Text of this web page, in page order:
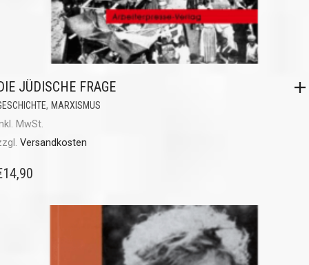
JÜDISCHE FRAGE
, MARXISMUS
MwSt.
Versandkosten
14,90